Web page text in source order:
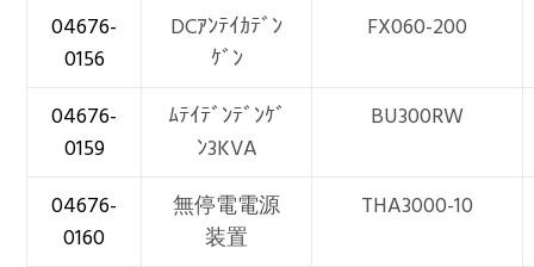
04676-
0156
DCｱﾝﾃｲｶﾃﾞﾝ
ｹﾞﾝ
FX060-200
04676-
0159
ﾑﾃｲﾃﾞﾝﾃﾞﾝｹﾞ
ﾝ3KVA
BU300RW
04676-
0160
無停電電源
装置
THA3000-10